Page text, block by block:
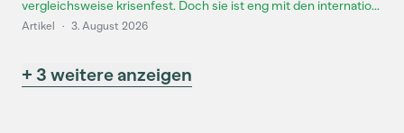
vergleichsweise krisenfest. Doch sie ist eng mit den internatio...
Artikel · 3. August 2026
+ 3 weitere anzeigen